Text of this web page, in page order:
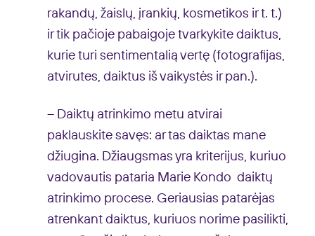
rakandų, žaislų, įrankių, kosmetikos ir t. t.)
ir tik pačioje pabaigoje tvarkykite daiktus,
kurie turi sentimentalią vertę (fotografijas,
atvirutes, daiktus iš vaikystės ir pan.).
– Daiktų atrinkimo metu atvirai
paklauskite savęs: ar tas daiktas mane
džiugina. Džiaugsmas yra kriterijus, kuriuo
vadovautis pataria Marie Kondo daiktų
atrinkimo procese. Geriausias patarėjas
atrenkant daiktus, kuriuos norime pasilikti,